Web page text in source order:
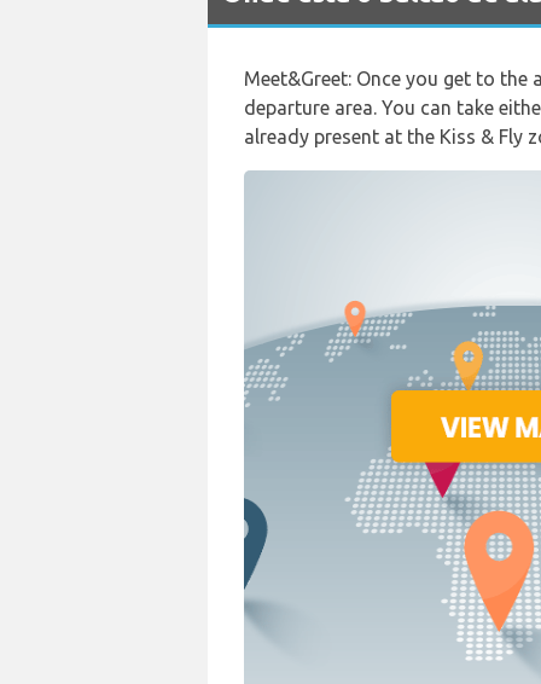
Meet&Greet: Once you get to
departure area. You can take
already present at the Kiss & Fly